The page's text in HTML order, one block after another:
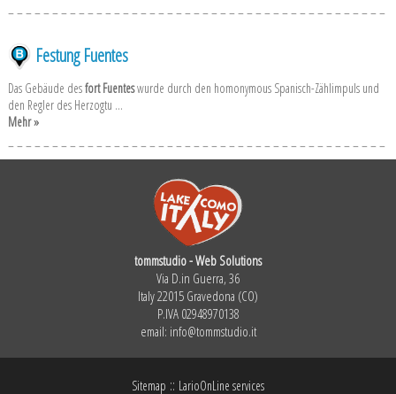
Festung Fuentes
Das Gebäude desfort Fuenteswurde durch den homonymous Spanisch-Zählimpuls und
den Regler des Herzogtu ...
Mehr »
tommstudio - Web Solutions
Via D.in Guerra, 36
Italy 22015 Gravedona (CO)
P.IVA 02948970138
email: info@tommstudio.it
Sitemap :: LarioOnLine services